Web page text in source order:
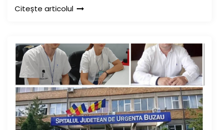
Citește articolul